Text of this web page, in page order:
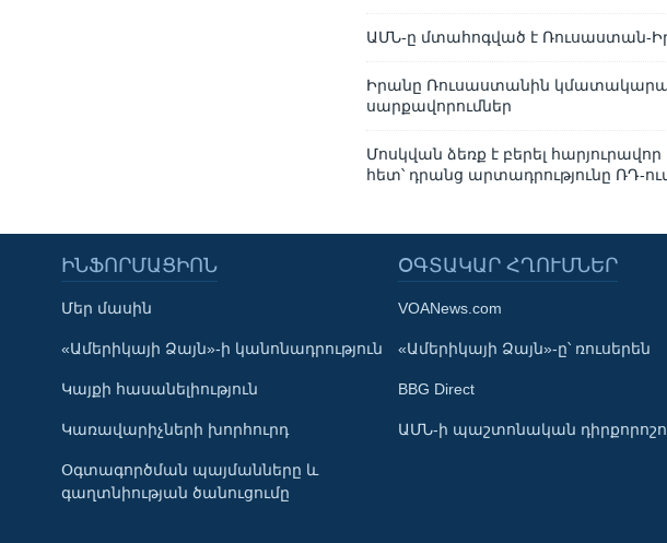
Learning English
ՀԵՏԵՒԵՔ ՄԵԶ
Լեզուներ
ԱՄՆ-ը մտահոգված է Ռուսաստան-
Իրանը Ռուսաստանին
սարքավորումներ
Մոսկվան ձեռք է բերել
հետ՝ դրանց արտադրությունը ՌԴ-
ԻՆՖՈՐՄԱՑԻՈՆ
Մեր մասին
«Ամերիկայի Ձայն»-ի կանոնադրություն
Կայքի հասանելիություն
Կառավարիչների խորհուրդ
Օգտագործման պայմանները և
գաղտնիության ծանուցումը
ՕԳՏԱԿԱՐ ՀՂՈՒՄՆԵՐ
VOANews.com
«Ամերիկայի Ձայն»-ը՝ ռուսերեն
BBG Direct
ԱՄՆ-ի պաշտոնական